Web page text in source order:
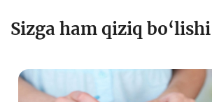
Sizga ham qiziq